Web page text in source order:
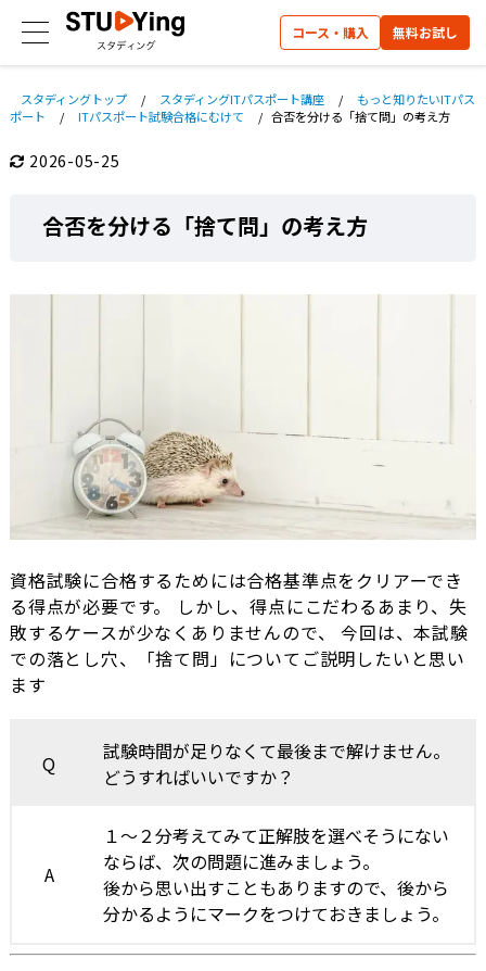
コース・購入 無料お試し
スタディングトップ / スタディングITパスポート講座 /
もっと知りたいITパス
ポート
/ ITパスポート試験合格にむけて / 合否を分ける「捨て問」の考え方
2026-05-25
合否を分ける「捨て問」の考え方
資格試験に合格するためには合格基準点をクリアーでき
る得点が必要です。 しかし、得点にこだわるあまり、失
敗するケースが少なくありませんので、 今回は、本試験
での落とし穴、「捨て問」についてご説明したいと思い
ます
Q
試験時間が足りなくて最後まで解けません。
どうすればいいですか？
A
１〜２分考えてみて正解肢を選べそうにない
ならば、次の問題に進みましょう。
後から思い出すこともありますので、後から
分かるようにマークをつけておきましょう。